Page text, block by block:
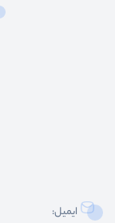
ایمیل: